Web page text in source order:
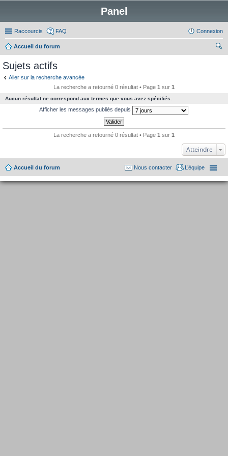
Panel
Raccourcis FAQ Connexion
Accueil du forum
Sujets actifs
Aller sur la recherche avancée
La recherche a retourné 0 résultat • Page 1 sur 1
Aucun résultat ne correspond aux termes que vous avez spécifiés.
Afficher les messages publiés depuis
La recherche a retourné 0 résultat • Page 1 sur 1
Atteindre
Accueil du forum L’équipe
Nous contacter